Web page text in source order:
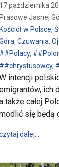
rozbłyśnie na
17 października
Prasowe Jasnej
Kościół w Polsce,
, Czuwania,
##Polacy,
##chrystusowcy,
intencji
ich
także całej
się będą
dalej…